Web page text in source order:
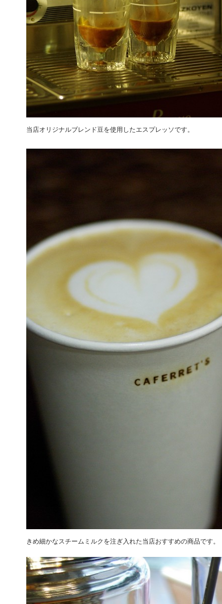
当店オリジナルブレンド豆を使用したエスプレッソです。
きめ細かなスチームミルクを注ぎ入れた当店おすすめの商品です。